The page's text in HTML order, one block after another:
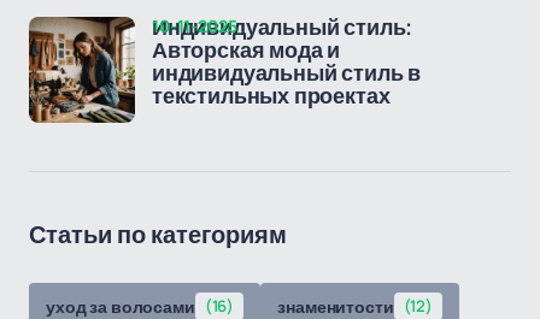
Индивидуальный стиль:
Авторская мода и
индивидуальный стиль в
текстильных проектах
10-11-2025
Статьи по категориям
уход за волосами (16) знаменитости (12)